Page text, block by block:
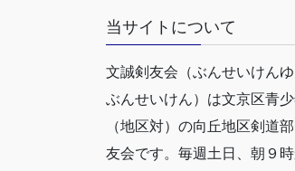
当サイトについて
文誠剣友会（ぶんせいけん
ぶんせいけん）は文京区青
（地区対）の向丘地区剣道
友会です。毎週土日、朝９